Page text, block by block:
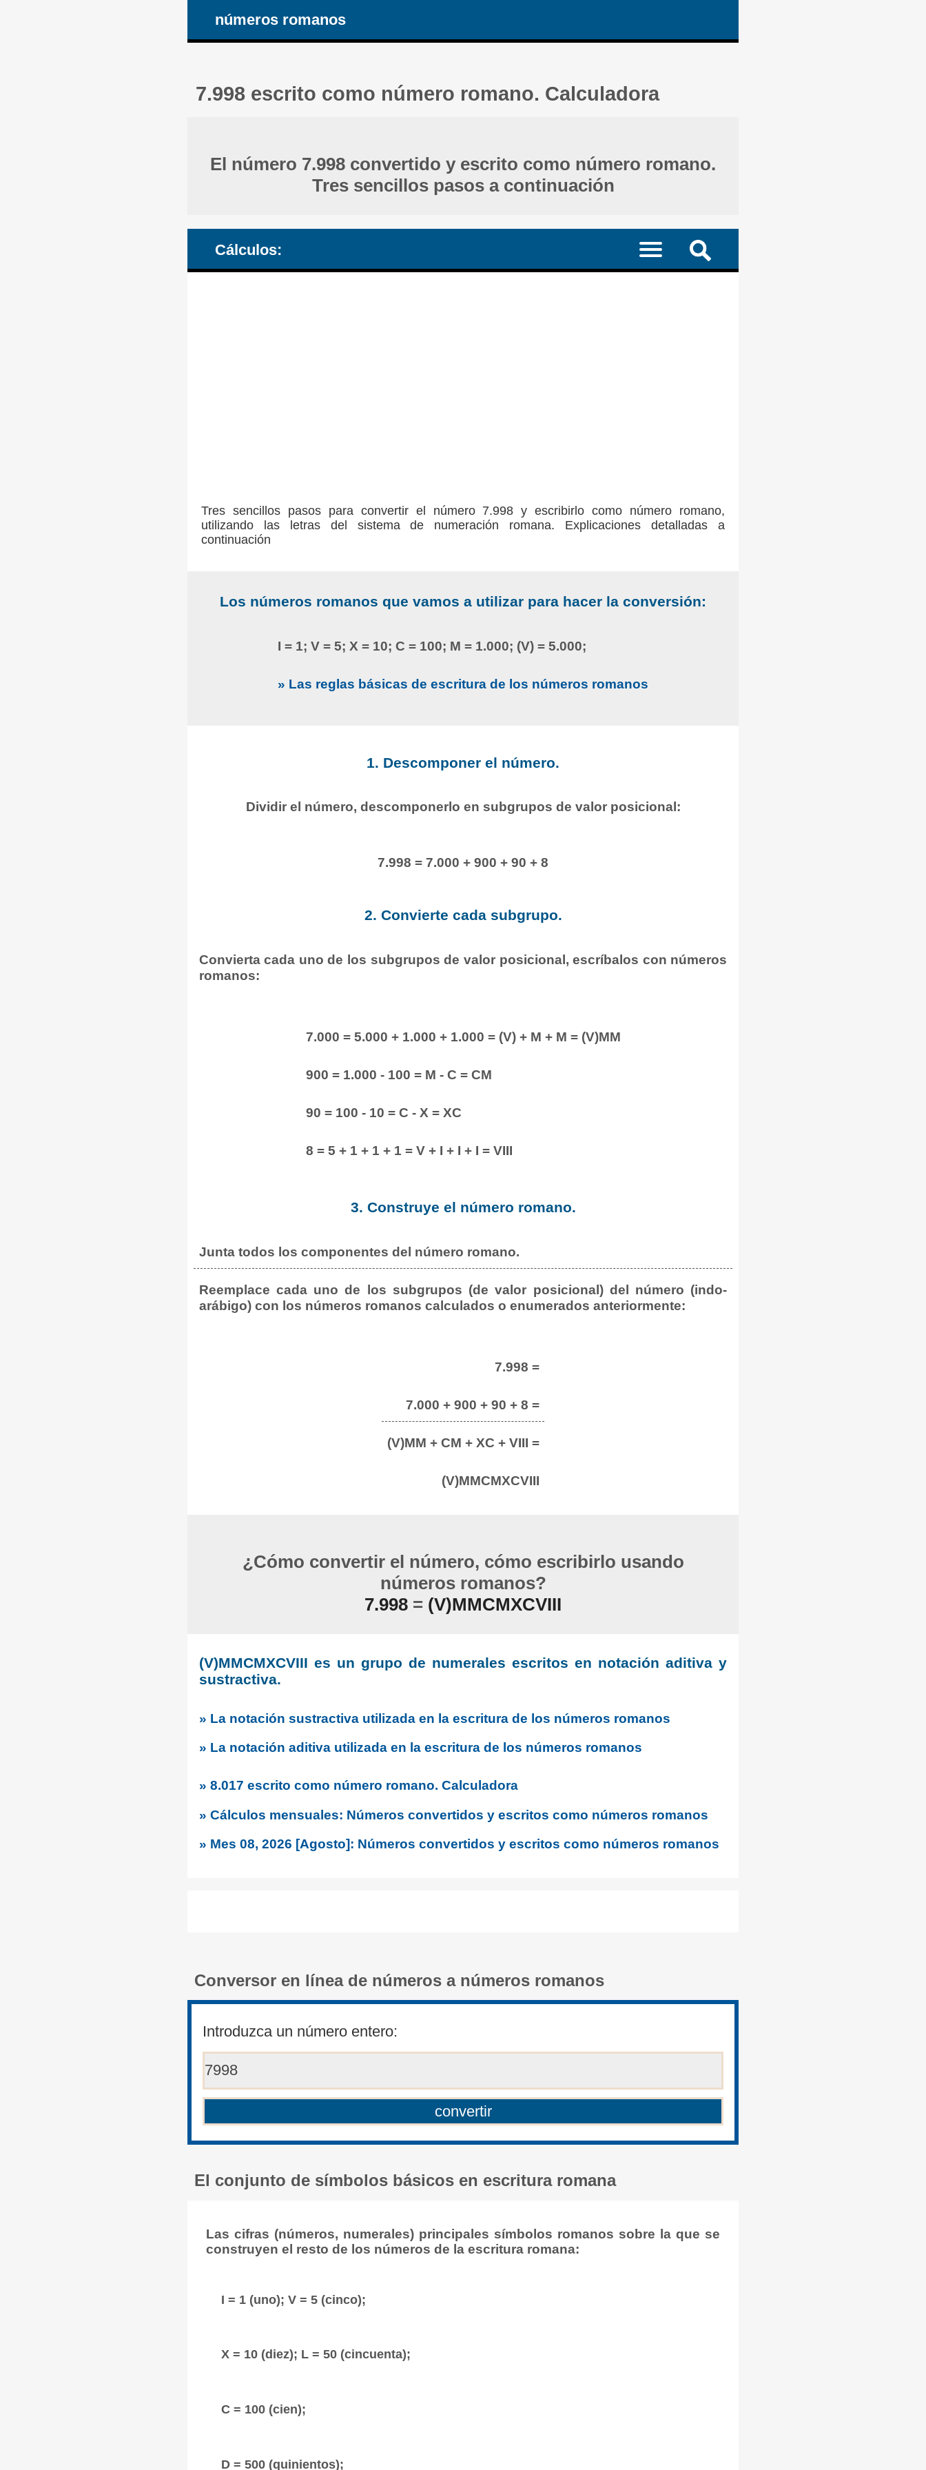
números romanos
7.998 escrito como número romano. Calculadora
El número 7.998 convertido y escrito como número romano.
Tres sencillos pasos a continuación
Cálculos:
Tres sencillos pasos para convertir el número 7.998 y escribirlo como número romano,
utilizando las letras del sistema de numeración romana. Explicaciones detalladas a
continuación
Los números romanos que vamos a utilizar para hacer la conversión:
I = 1; V = 5; X = 10; C = 100; M = 1.000; (V) = 5.000;
» Las reglas básicas de escritura de los números romanos
1. Descomponer el número.
Dividir el número, descomponerlo en subgrupos de valor posicional:
7.998 = 7.000 + 900 + 90 + 8
2. Convierte cada subgrupo.
Convierta cada uno de los subgrupos de valor posicional, escríbalos con números
romanos:
7.000 = 5.000 + 1.000 + 1.000 = (V) + M + M = (V)MM
900 = 1.000 - 100 = M - C = CM
90 = 100 - 10 = C - X = XC
8 = 5 + 1 + 1 + 1 = V + I + I + I = VIII
3. Construye el número romano.
Junta todos los componentes del número romano.
Reemplace cada uno de los subgrupos (de valor posicional) del número (indo-
arábigo) con los números romanos calculados o enumerados anteriormente:
7.998 =
7.000 + 900 + 90 + 8 =
(V)MM + CM + XC + VIII =
(V)MMCMXCVIII
¿Cómo convertir el número, cómo escribirlo usando
números romanos?
7.998 = (V)MMCMXCVIII
(V)MMCMXCVIII es un grupo de numerales escritos en notación aditiva y
sustractiva.
» La notación sustractiva utilizada en la escritura de los números romanos
» La notación aditiva utilizada en la escritura de los números romanos
» 8.017 escrito como número romano. Calculadora
» Cálculos mensuales: Números convertidos y escritos como números romanos
» Mes 08, 2026 [Agosto]: Números convertidos y escritos como números romanos
Conversor en línea de números a números romanos
Introduzca un número entero:
El conjunto de símbolos básicos en escritura romana
Las cifras (números, numerales) principales símbolos romanos sobre la que se
construyen el resto de los números de la escritura romana:
I = 1 (uno); V = 5 (cinco);
X = 10 (diez); L = 50 (cincuenta);
C = 100 (cien);
D = 500 (quinientos);